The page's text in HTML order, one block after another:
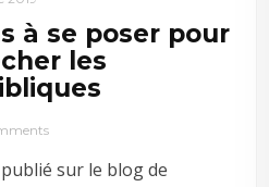
à se poser pour
les
sur le blog de